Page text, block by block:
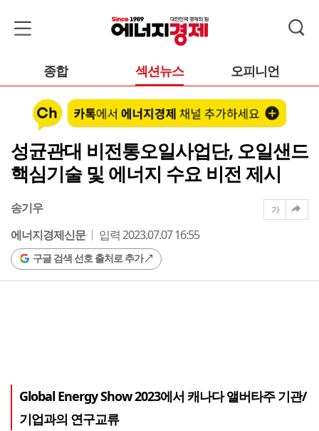
종합 섹션뉴스 오피니언
성균관대 비전통오일사업단, 오일샌드
핵심기술 및 에너지 수요 비전 제시
송기우
에너지경제신문
입력 2023.07.07 16:55
구글 검색 선호 출처로 추가
가
Global Energy Show 2023에서 캐나다 앨버타주 기관/
기업과의 연구교류